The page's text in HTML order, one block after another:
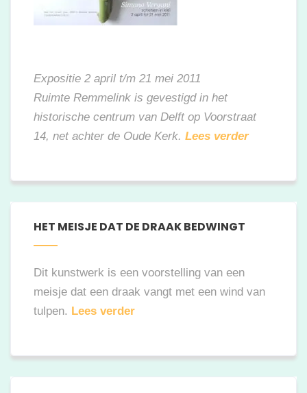
Expositie 2 april t/m 21 mei 2011
Ruimte Remmelink is gevestigd in het
historische centrum van Delft op Voorstraat
14, net achter de Oude Kerk.Lees verder
HET MEISJE DAT DE DRAAK BEDWINGT
Dit kunstwerk is een voorstelling van een
meisje dat een draak vangt met een wind van
tulpen. Lees verder